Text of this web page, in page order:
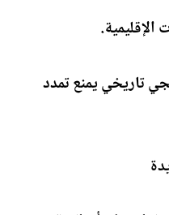
تاريخي يمنع تمدد